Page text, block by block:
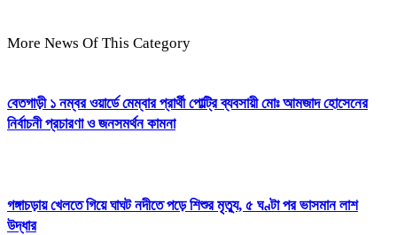
More News Of This Category
বেতগাড়ী ১ নম্বর ওয়ার্ডে মেম্বার প্রার্থী পোল্ট্রি ব্যবসায়ী মোঃ আমজাদ হোসেনের
নির্বাচনী প্রচারণা ও জনসমর্থন কামনা
গঙ্গাচড়ায় খেলতে গিয়ে ঘাঘট নদীতে পড়ে শিশুর মৃত্যু, ৫ ঘণ্টা পর ভাসমান লাশ
উদ্ধার